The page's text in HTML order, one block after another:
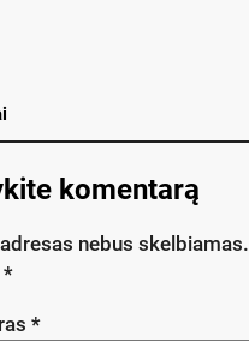
komentarą
nebus skelbiamas.
*
*